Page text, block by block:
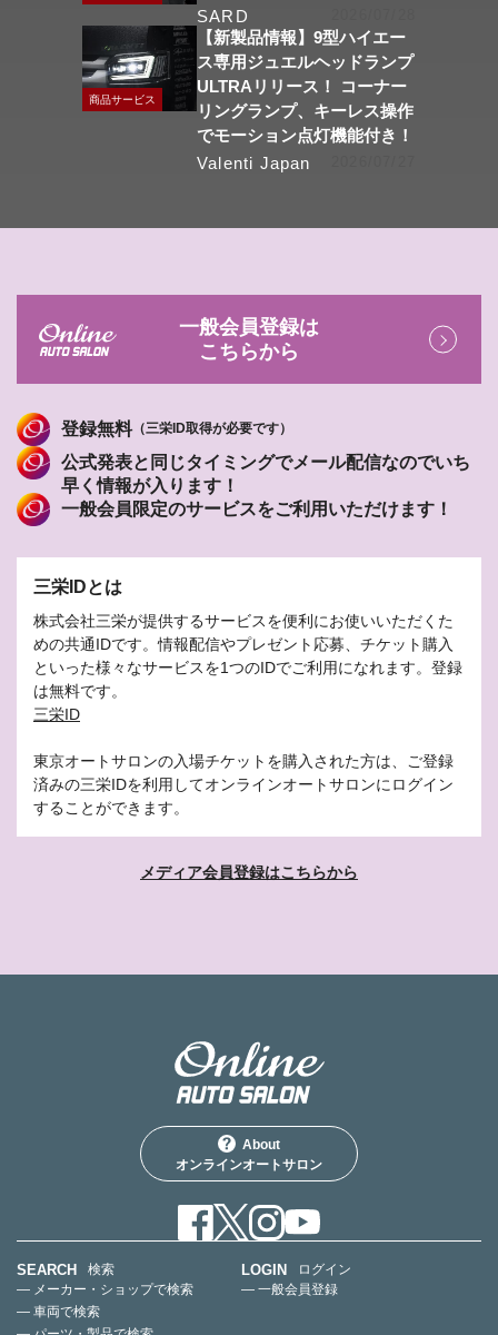
SARD
商品サービス
【新製品情報】9型ハイエー
ス専用ジュエルヘッドランプ
ULTRAリリース！ コーナー
リングランプ、キーレス操作
でモーション点灯機能付き！
Valenti Japan
一般会員登録は
こちらから
登録無料（三栄ID取得が必要です）
公式発表と同じタイミングでメール配信なのでいち
早く情報が入ります！
一般会員限定のサービスをご利用いただけます！
三栄IDとは
株式会社三栄が提供するサービスを便利にお使いいただくた
めの共通IDです。情報配信やプレゼント応募、チケット購入
といった様々なサービスを1つのIDでご利用になれます。登録
は無料です。
三栄ID
東京オートサロンの入場チケットを購入された方は、ご登録
済みの三栄IDを利用してオンラインオートサロンにログイン
することができます。
メディア会員登録はこちらから
About
オンラインオートサロン
SEARCH
検索
— メーカー・ショップで検索
— 車両で検索
LOGIN
ログイン
— 一般会員登録